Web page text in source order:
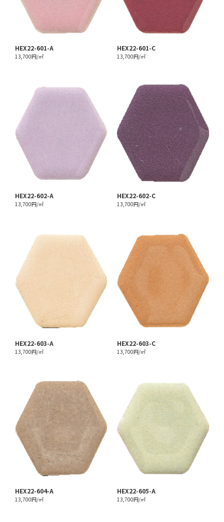
HEX22-601-A
13,700円/㎡
HEX22-601-C
13,700円/㎡
HEX22-602-A
13,700円/㎡
HEX22-602-C
13,700円/㎡
HEX22-603-A
13,700円/㎡
HEX22-603-C
13,700円/㎡
HEX22-604-A
13,700円/㎡
HEX22-605-A
13,700円/㎡